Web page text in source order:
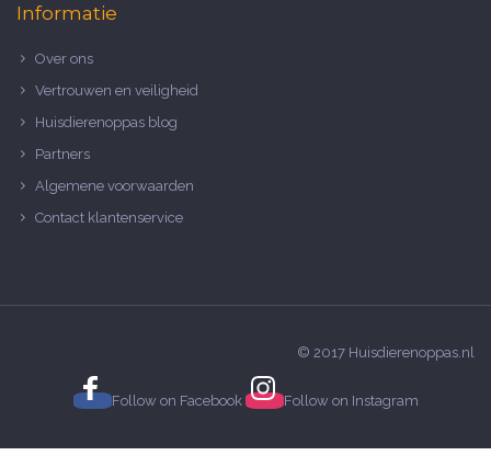
Informatie
Over ons
Vertrouwen en veiligheid
Huisdierenoppas blog
Partners
Algemene voorwaarden
Contact klantenservice
© 2017 Huisdierenoppas.nl
Follow on Facebook Follow on Instagram